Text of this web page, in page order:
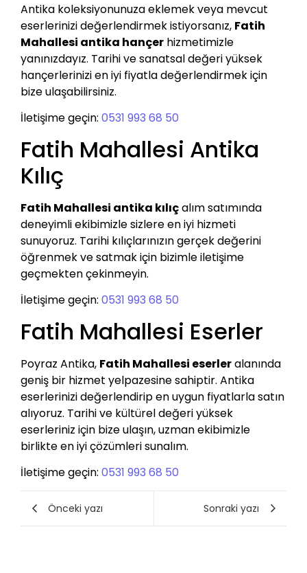
Antika koleksiyonunuza eklemek veya mevcut
eserlerinizi değerlendirmek istiyorsanız, Fatih
Mahallesi antika hançer hizmetimizle
yanınızdayız. Tarihi ve sanatsal değeri yüksek
hançerlerinizi en iyi fiyatla değerlendirmek için
bize ulaşabilirsiniz.
İletişime geçin: 0531 993 68 50
Fatih Mahallesi Antika
Kılıç
Fatih Mahallesi antika kılıçalım satımında
deneyimli ekibimizle sizlere en iyi hizmeti
sunuyoruz. Tarihi kılıçlarınızın gerçek değerini
öğrenmek ve satmak için bizimle iletişime
geçmekten çekinmeyin.
İletişime geçin: 0531 993 68 50
Fatih Mahallesi Eserler
Poyraz Antika, Fatih Mahallesi eserleralanında
geniş bir hizmet yelpazesine sahiptir. Antika
eserlerinizi değerlendirip en uygun fiyatlarla satın
alıyoruz. Tarihi ve kültürel değeri yüksek
eserleriniz için bize ulaşın, uzman ekibimizle
birlikte en iyi çözümleri sunalım.
İletişime geçin: 0531 993 68 50
Önceki yazı Sonraki yazı